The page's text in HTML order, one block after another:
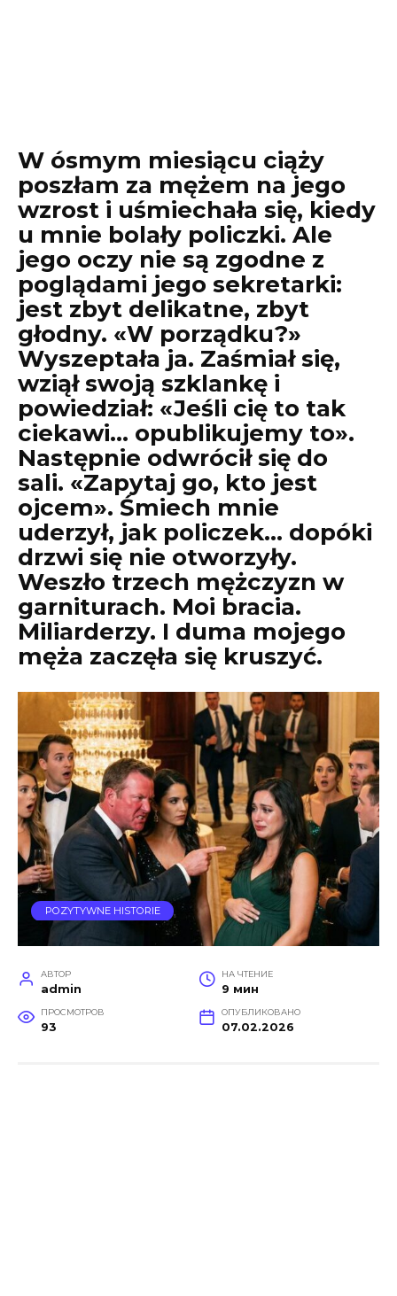
W ósmym miesiącu ciąży
poszłam za mężem na jego
wzrost i uśmiechała się, kiedy
u mnie bolały policzki. Ale
jego oczy nie są zgodne z
poglądami jego sekretarki:
jest zbyt delikatne, zbyt
głodny. «W porządku?»
Wyszeptała ja. Zaśmiał się,
wziął swoją szklankę i
powiedział: «Jeśli cię to tak
ciekawi… opublikujemy to».
Następnie odwrócił się do
sali. «Zapytaj go, kto jest
ojcem». Śmiech mnie
uderzył, jak policzek… dopóki
drzwi się nie otworzyły.
Weszło trzech mężczyzn w
garniturach. Moi bracia.
Miliarderzy. I duma mojego
męża zaczęła się kruszyć.
POZYTYWNE HISTORIE
АВТОР
admin
НА ЧТЕНИЕ
9 мин
ПРОСМОТРОВ
93
ОПУБЛИКОВАНО
07.02.2026